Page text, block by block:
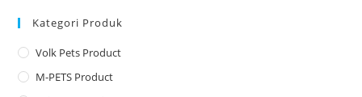
Kategori Produk
Volk Pets Product
M-PETS Product